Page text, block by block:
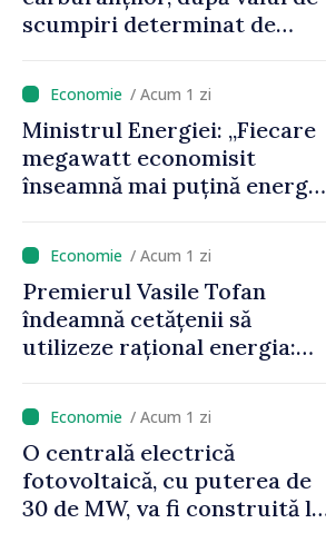
scumpiri determinat de
anunță prețuri mai mici la
benzină și motorină
/ Acum 1 zi
Ministrul Energiei: „Fiecare
megawatt economisit
înseamnă mai puțină energie
ridicate”
/ Acum 1 zi
Premierul Vasile Tofan
îndeamnă cetățenii să
utilizeze rațional energia:
mari, trebuie să
economisim”/ Acum 1 zi
O centrală electrică
fotovoltaică, cu puterea de
30 de MW, va fi construită la